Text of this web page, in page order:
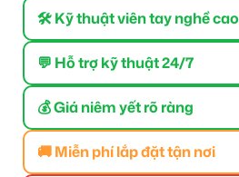
🛠 Kỹ thuật viên tay nghề cao
💬 Hỗ trợ kỹ thuật 24/7
💰 Giá niêm yết rõ ràng
🚚 Miễn phí lắp đặt tận nơi